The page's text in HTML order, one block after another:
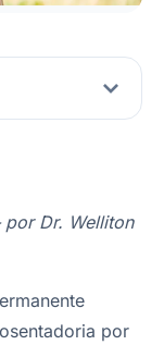
Dr. Welliton
por